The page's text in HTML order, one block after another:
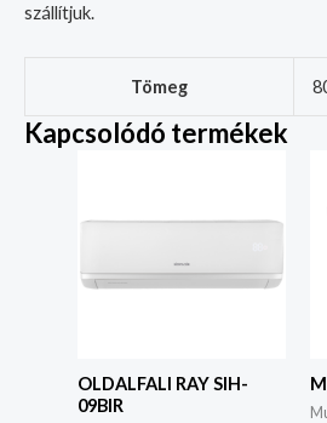
szállítjuk.
Tömeg
Kapcsolódó termékek
OLDALFALI RAY SIH-
09BIR